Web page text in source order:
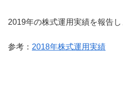
2019年の株式運用実績を報告し
参考： 2018年株式運用実績